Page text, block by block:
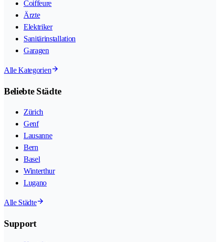
Coiffeure
Ärzte
Elektriker
Sanitärinstallation
Garagen
Alle Kategorien
Beliebte Städte
Zürich
Genf
Lausanne
Bern
Basel
Winterthur
Lugano
Alle Städte
Support